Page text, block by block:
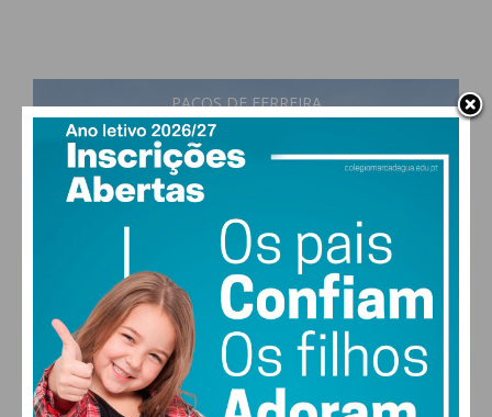
PAÇOS DE FERREIRA
25°
few clouds
62% humidade
27°
DOM
30
SEG
30°
TER
31°
QUA